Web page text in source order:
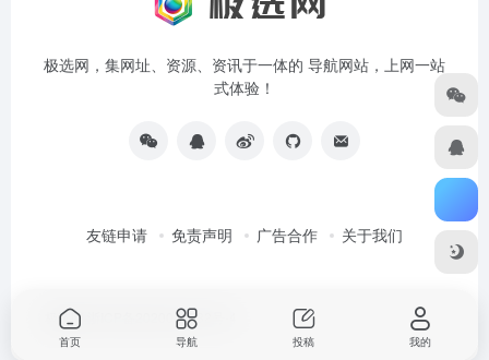
极选网，集网址、资源、资讯于一体的 导航网站，上网一站
式体验！
友链申请 免责声明 广告合作 关于我们
极选网 浙ICP备2020042732号-4
首页 导航 投稿 我的